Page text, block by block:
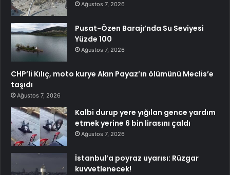
Ağustos 7, 2026
Pusat-Özen Barajı’nda Su Seviyesi
Yüzde 100
Ağustos 7, 2026
CHP’li Kılıç, moto kurye Akın Payaz’ın ölümünü Meclis’e
taşıdı
Ağustos 7, 2026
Kalbi durup yere yığılan gence yardım
etmek yerine 6 bin lirasını çaldı
Ağustos 7, 2026
İstanbul’a poyraz uyarısı: Rüzgar
kuvvetlenecek!